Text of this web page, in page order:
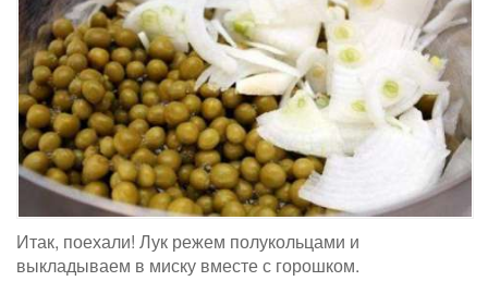
Итак, поехали! Лук режем полукольцами и
выкладываем в миску вместе с горошком.